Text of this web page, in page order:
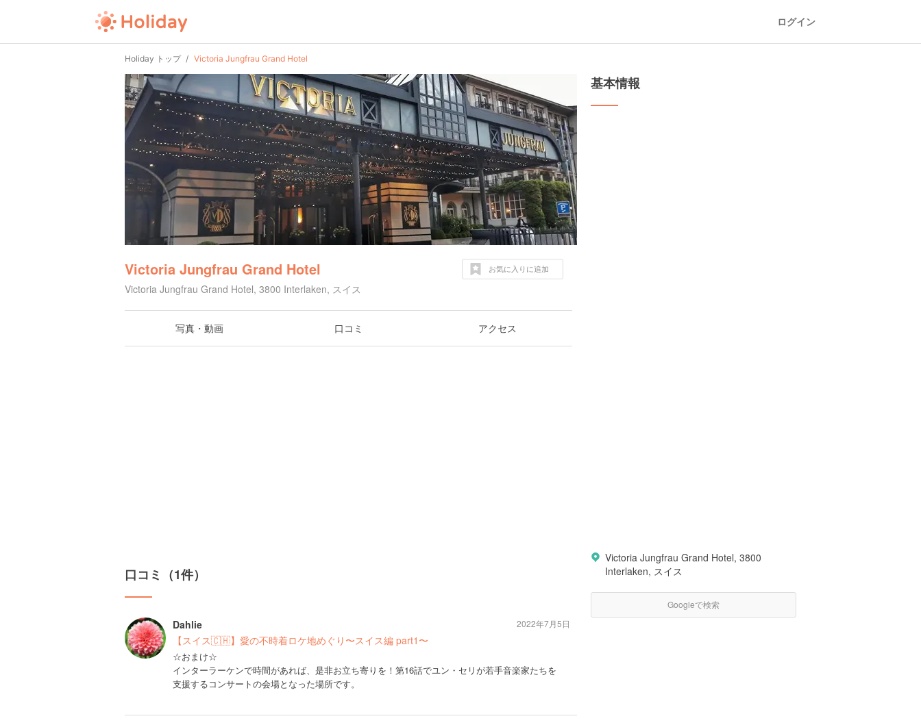
ログイン
Holiday トップ Victoria Jungfrau Grand Hotel
Victoria Jungfrau Grand Hotel
Victoria Jungfrau Grand Hotel, 3800 Interlaken, スイス
お気に入りに追加
写真・動画 口コミ アクセス
口コミ（1件）
Dahlie
【スイス🇨🇭】愛の不時着ロケ地めぐり〜スイス編 part1〜
☆おまけ☆
インターラーケンで時間があれば、是非お立ち寄りを！第16話でユン・セリが若手音楽家たちを
支援するコンサートの会場となった場所です。
2022年7月5日
基本情報
Victoria Jungfrau Grand Hotel, 3800
Interlaken, スイス
Googleで検索